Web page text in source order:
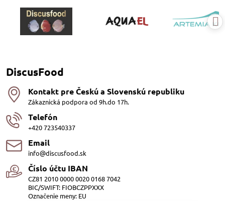
DiscusFood
Kontakt pre Českú a Slovenskú republiku
Zákaznická podpora od 9h.do 17h.
Telefón
+420 723540337
Email
info@discusfood.sk
Číslo účtu IBAN
CZ81 2010 0000 0020 0168 7042
BIC/SWIFT: FIOBCZPPXXX
Označenie meny: EU